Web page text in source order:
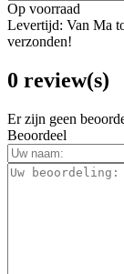
Op voorraad
Levertijd: Van Ma
verzonden!
0 review(s)
Er zijn geen
Beoordeel